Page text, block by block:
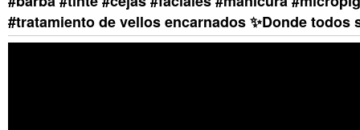
#tratamiento de vellos encarnados ✨Donde todos